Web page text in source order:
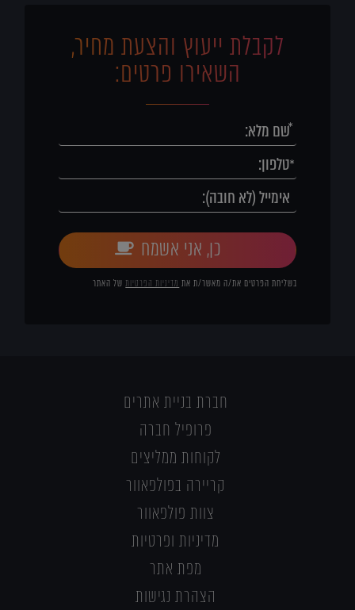
לקבלת ייעוץ והצעת מחיר,
השאירו פרטים:
כן, אני אשמח
בשליחת הפרטים את/ה מאשר/ת את מדיניות הפרטיותשל האתר
חברת בניית אתרים
פרופיל חברה
לקוחות ממליצים
קריירה בפולפאוור
צוות פולפאוור
מדיניות ופרטיות
מפת אתר
הצהרת נגישות